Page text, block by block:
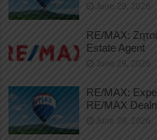
June 29, 2026
RE/MAX:
Estate Agent
June 29, 2026
RE/MAX:
RE/MAX
June 29, 2026